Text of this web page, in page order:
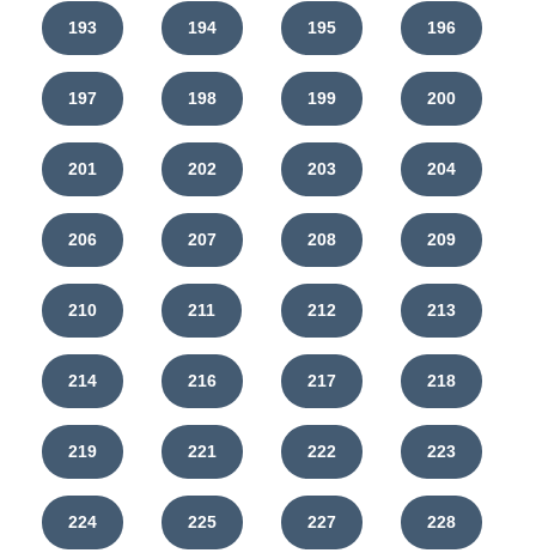
193 194 195 196
197 198 199 200
201 202 203 204
206 207 208 209
210 211 212 213
214 216 217 218
219 221 222 223
224 225 227 228